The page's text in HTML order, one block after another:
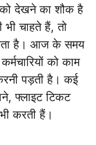
देखने का शौक है
भी चाहते हैं, तो
है। आज के समय
को काम
पड़ती है। कई
फ्लाइट टिकट
करती हैं।